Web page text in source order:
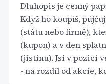
Dluhopis je cenný
Když ho koupíš,
(státu nebo firmě),
(kupon) a v den
(jistinu). Jsi v pozici
- na rozdíl od akcie,